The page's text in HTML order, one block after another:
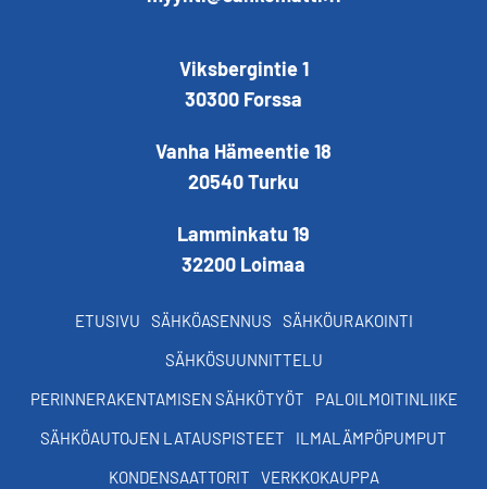
Viksbergintie 1
30300 Forssa
Vanha Hämeentie 18
20540 Turku
Lamminkatu 19
32200 Loimaa
ETUSIVU SÄHKÖASENNUS
SÄHKÖURAKOINTI
SÄHKÖSUUNNITTELU
PERINNERAKENTAMISEN SÄHKÖTYÖT
PALOILMOITINLIIKE
SÄHKÖAUTOJEN LATAUSPISTEET
ILMALÄMPÖPUMPUT
KONDENSAATTORIT
VERKKOKAUPPA